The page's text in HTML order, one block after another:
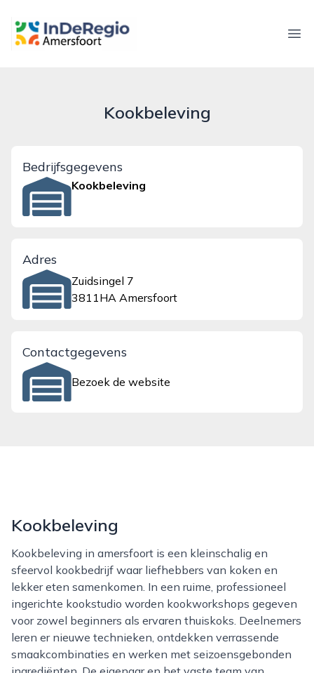
inderegioamersfoort.nl
Kookbeleving
Bedrijfsgegevens
Kookbeleving
Adres
Zuidsingel 7
3811HA Amersfoort
Contactgegevens
Bezoek de website
Kookbeleving
Kookbeleving in amersfoort is een kleinschalig en
sfeervol kookbedrijf waar liefhebbers van koken en
lekker eten samenkomen. In een ruime, professioneel
ingerichte kookstudio worden kookworkshops gegeven
voor zowel beginners als ervaren thuiskoks. Deelnemers
leren er nieuwe technieken, ontdekken verrassende
smaakcombinaties en werken met seizoensgebonden